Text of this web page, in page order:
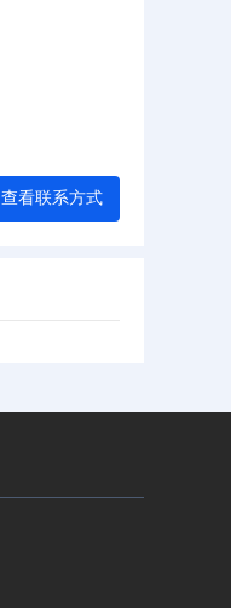
查看联系方式